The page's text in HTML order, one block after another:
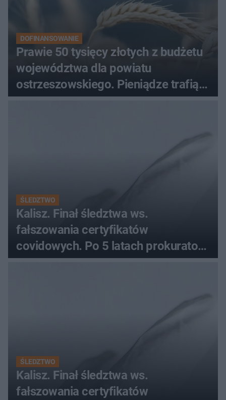
DOFINANSOWANIE
Prawie 50 tysięcy złotych z budżetu
województwa dla powiatu
ostrzeszowskiego. Pieniądze trafią
do czterech organizacji
ŚLEDZTWO
Kalisz. Finał śledztwa ws.
fałszowania certyfikatów
covidowych. Po 5 latach prokurator
zamyka sprawę
ŚLEDZTWO
Kalisz. Finał śledztwa ws.
fałszowania certyfikatów